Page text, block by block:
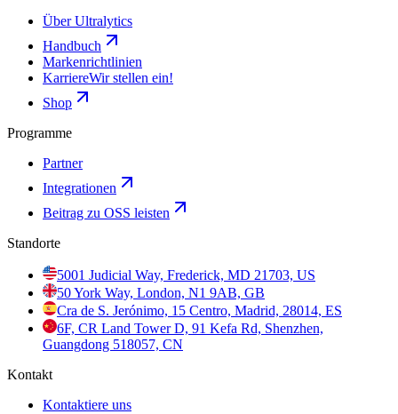
Über Ultralytics
Handbuch
Markenrichtlinien
KarriereWir stellen ein!
Shop
Programme
Partner
Integrationen
Beitrag zu OSS leisten
Standorte
5001 Judicial Way, Frederick, MD 21703, US
50 York Way, London, N1 9AB, GB
Cra de S. Jerónimo, 15 Centro, Madrid, 28014, ES
6F, CR Land Tower D, 91 Kefa Rd, Shenzhen,
Guangdong 518057, CN
Kontakt
Kontaktiere uns